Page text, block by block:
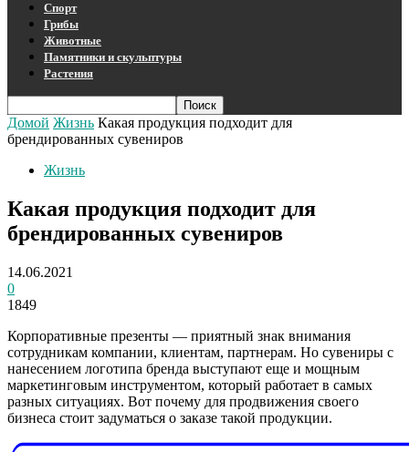
Спорт
Грибы
Животные
Памятники и скульптуры
Растения
Домой Жизнь Какая продукция подходит для
брендированных сувениров
Жизнь
Какая продукция подходит для
брендированных сувениров
14.06.2021
0
1849
Корпоративные презенты — приятный знак внимания
сотрудникам компании, клиентам, партнерам. Но сувениры с
нанесением логотипа бренда выступают еще и мощным
маркетинговым инструментом, который работает в самых
разных ситуациях. Вот почему для продвижения своего
бизнеса стоит задуматься о заказе такой продукции.